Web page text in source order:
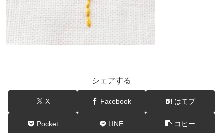
シェアする
X Facebook はてブ
Pocket LINE コピー